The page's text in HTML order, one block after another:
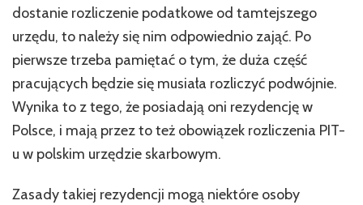
dostanie rozliczenie podatkowe od tamtejszego
urzędu, to należy się nim odpowiednio zająć. Po
pierwsze trzeba pamiętać o tym, że duża część
pracujących będzie się musiała rozliczyć podwójnie.
Wynika to z tego, że posiadają oni rezydencję w
Polsce, i mają przez to też obowiązek rozliczenia PIT-
u w polskim urzędzie skarbowym.
Zasady takiej rezydencji mogą niektóre osoby